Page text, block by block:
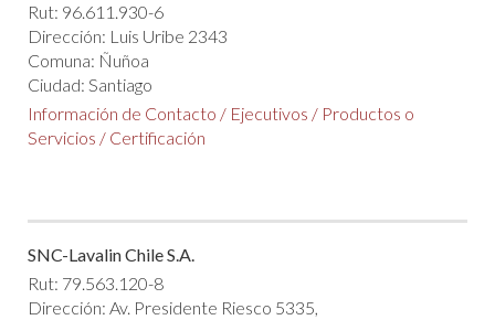
Rut: 96.611.930-6
Dirección: Luis Uribe 2343
Comuna: Ñuñoa
Ciudad: Santiago
Información de Contacto / Ejecutivos / Productos o
Servicios / Certificación
SNC-Lavalin Chile S.A.
Rut: 79.563.120-8
Dirección: Av. Presidente Riesco 5335,